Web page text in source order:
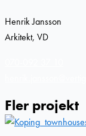
Henrik Jansson
Arkitekt, VD
Fler projekt